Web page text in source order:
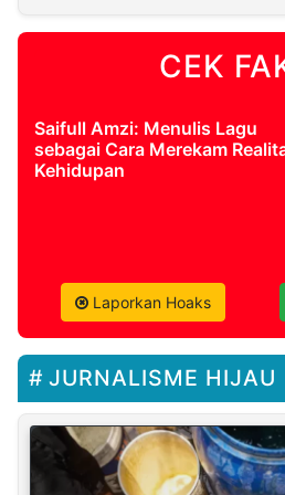
CEK
Saifull Amzi: Menulis Lagu
sebagai Cara Merekam
Kehidupan
Laporkan Hoaks
JURNALISME HIJAU